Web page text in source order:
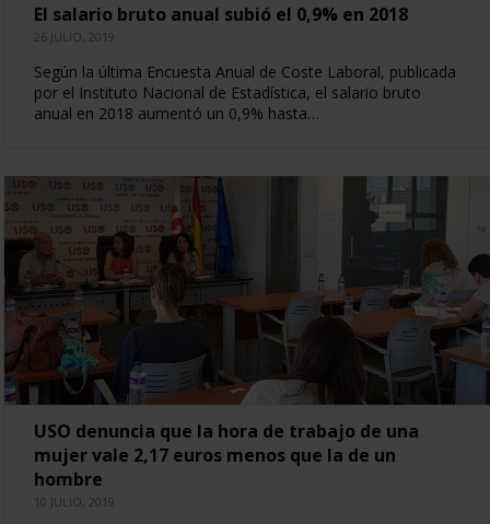
El salario bruto anual subió el 0,9% en 2018
26 JULIO, 2019
Según la última Encuesta Anual de Coste Laboral, publicada
por el Instituto Nacional de Estadística, el salario bruto
anual en 2018 aumentó un 0,9% hasta…
USO denuncia que la hora de trabajo de una
mujer vale 2,17 euros menos que la de un
hombre
10 JULIO, 2019